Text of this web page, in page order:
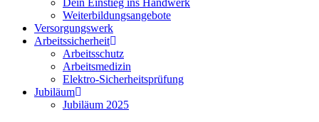
Dein Einstieg ins Handwerk
Weiterbildungsangebote
Versorgungswerk
Arbeitssicherheit
Arbeitsschutz
Arbeitsmedizin
Elektro-Sicherheitsprüfung
Jubiläum
Jubiläum 2025